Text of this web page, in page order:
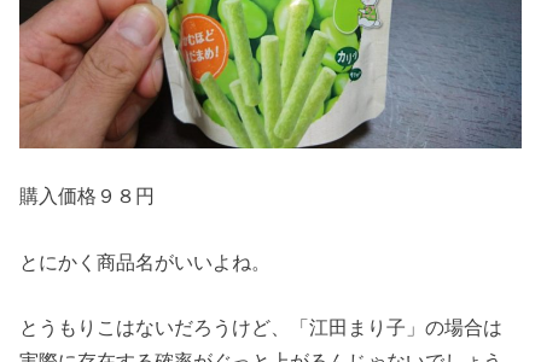
購入価格９８円
とにかく商品名がいいよね。
とうもりこはないだろうけど、「江田まり子」の場合は